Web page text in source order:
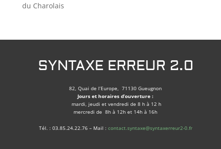
du Charolais
SYNTAXE ERREUR 2.0
82, Quai de l’Europe, 71130 Gueugnon
Jours et horaires d’ouverture :
mardi, jeudi et vendredi de 8 h à 12 h
mercredi de 8h à 12h et 14h à 16h
Tél. : 03.85.24.22.76 – Mail : contact.syntaxe@syntaxerreur2-0.fr